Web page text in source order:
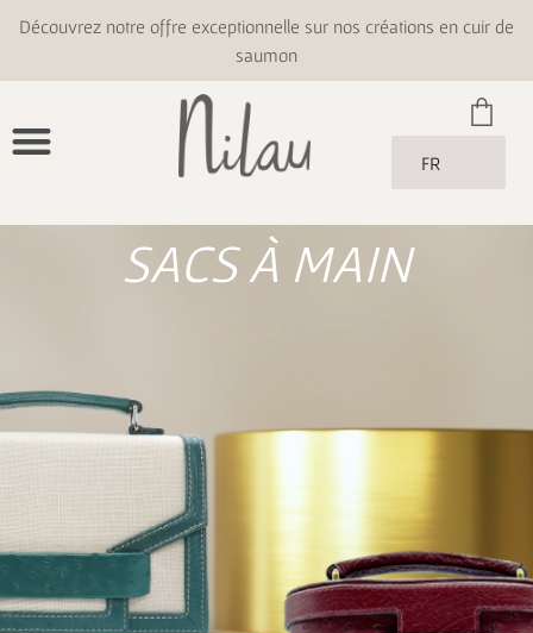
Découvrez notre offre exceptionnelle sur nos créations en cuir de
saumon
FR
SACS À MAIN